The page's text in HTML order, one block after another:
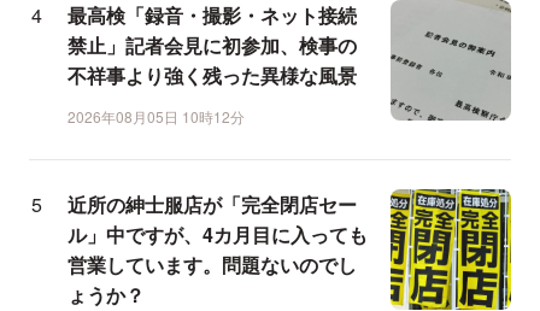
最高検「録音・撮影・ネット接続
禁止」記者会見に初参加、検事の
不祥事より強く残った異様な風景
2026年08月05日 10時12分
近所の紳士服店が「完全閉店セー
ル」中ですが、4カ月目に入っても
営業しています。問題ないのでし
ょうか？